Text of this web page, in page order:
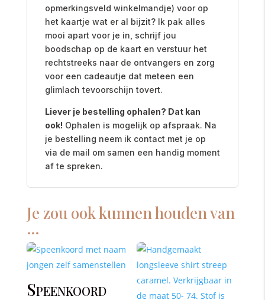
opmerkingsveld winkelmandje) voor op
het kaartje wat er al bijzit? Ik pak alles
mooi apart voor je in, schrijf jou
boodschap op de kaart en verstuur het
rechtstreeks naar de ontvangers en zorg
voor een cadeautje dat meteen een
glimlach tevoorschijn tovert.
Liever je bestelling ophalen? Dat kan
ook! Ophalen is mogelijk op afspraak. Na
je bestelling neem ik contact met je op
via de mail om samen een handig moment
af te spreken.
Je zou ook kunnen houden van
…
Speenkoord